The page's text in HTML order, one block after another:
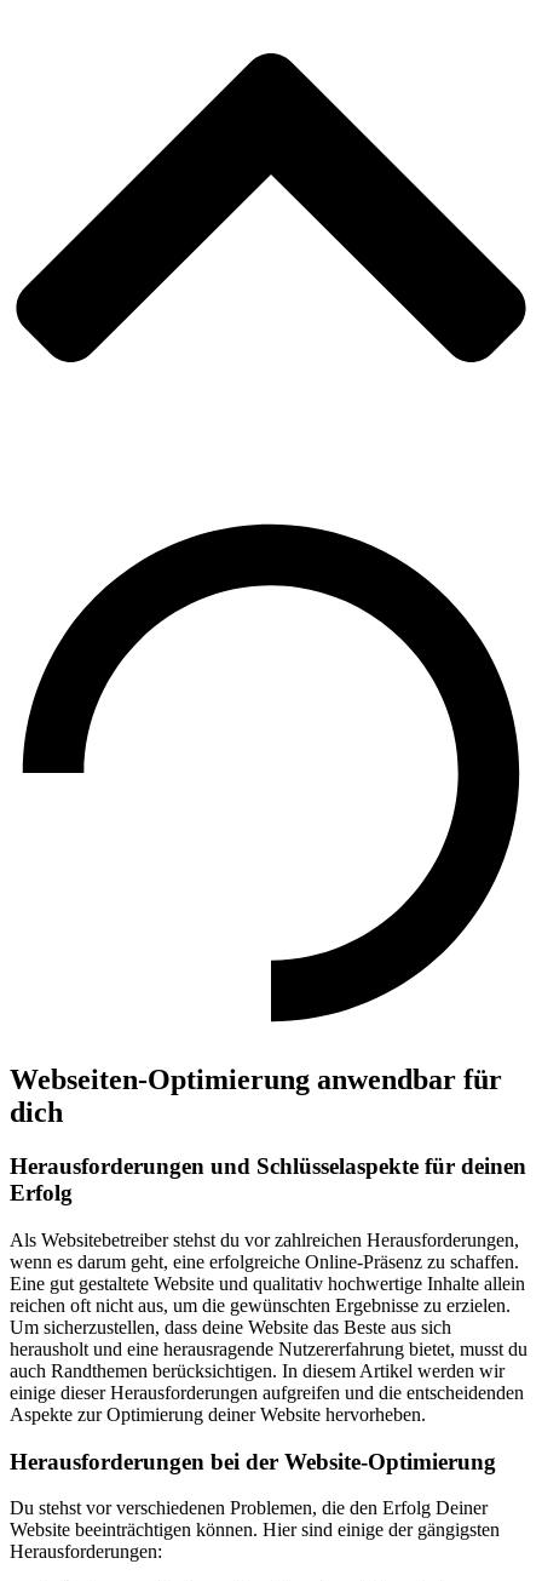
Webseiten-Optimierung anwendbar für
dich
Herausforderungen und Schlüsselaspekte für deinen
Erfolg
Als Websitebetreiber stehst du vor zahlreichen Herausforderungen,
wenn es darum geht, eine erfolgreiche Online-Präsenz zu schaffen.
Eine gut gestaltete Website und qualitativ hochwertige Inhalte allein
reichen oft nicht aus, um die gewünschten Ergebnisse zu erzielen.
Um sicherzustellen, dass deine Website das Beste aus sich
herausholt und eine herausragende Nutzererfahrung bietet, musst du
auch Randthemen berücksichtigen. In diesem Artikel werden wir
einige dieser Herausforderungen aufgreifen und die entscheidenden
Aspekte zur Optimierung deiner Website hervorheben.
Herausforderungen bei der Website-Optimierung
Du stehst vor verschiedenen Problemen, die den Erfolg Deiner
Website beeinträchtigen können. Hier sind einige der gängigsten
Herausforderungen: